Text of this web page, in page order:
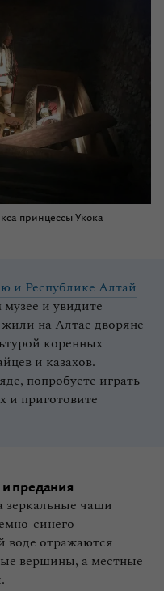
принцессы Укока
и Республике Алтай
и увидите
на Алтае дворяне
коренных
и казахов.
попробуете играть
и приготовите
предания
зеркальные чаши
воде отражаются
вершины, а местные